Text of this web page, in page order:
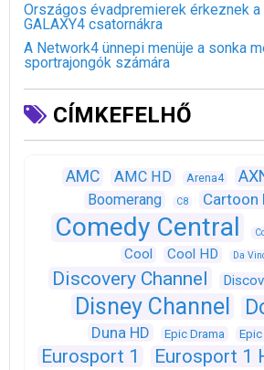
Országos évadpremierek érkeznek a
GALAXY4 csatornákra
A Network4 ünnepi menüje a sonka
sportrajongók számára
CÍMKEFELHŐ
AMC AMC HD Arena4
Boomerang C8 Cartoon
Comedy Central
Cool Cool HD Da
Discovery Channel
Disney Channel
Duna HD
Epic Drama Epic
Eurosport 1 Eurosport 1